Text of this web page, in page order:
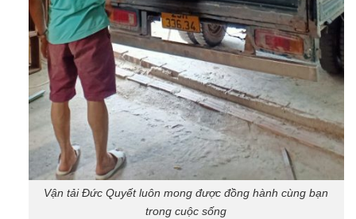
Vận tải Đức Quyết luôn mong được đồng hành cùng bạn
trong cuộc sống